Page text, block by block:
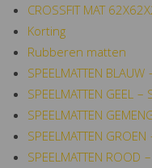
CROSSFIT MAT
Korting
Rubberen matten
SPEELMATTEN
SPEELMATTEN GEEL –
SPEELMATTEN
SPEELMATTEN
SPEELMATTEN ROOD